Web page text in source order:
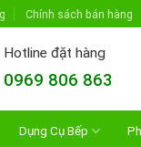
Chính sách bán hàng
Hotline đặt hàng
0969 806 863
Dụng Cụ Bếp